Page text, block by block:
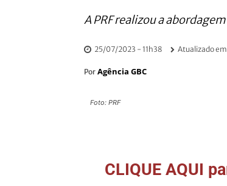
A PRF realizou a
25/07/2023 - 11h38 Atualizado em
Por Agência GBC
Foto: PRF
CLIQUE AQUI